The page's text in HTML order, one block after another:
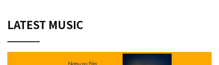
曲是 Leina 的
LATEST MUSIC